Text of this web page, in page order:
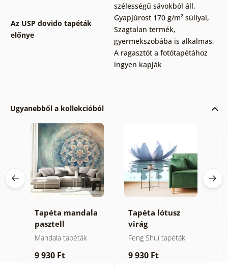
Az USP dovido tapéták
előnye
szélességű sávokból áll,
Gyapjúrost 170 g/m² súllyal,
Szagtalan termék,
gyermekszobába is alkalmas,
A ragasztót a fotótapétához
ingyen kapják
Ugyanebből a kollekcióból
Tapéta mandala
pasztell
árnyalatokban
Mandala tapéták
9 930 Ft
Tapéta lótusz
virág
Feng Shui tapéták
9 930 Ft